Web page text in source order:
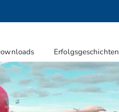
Erfolgsgeschichten